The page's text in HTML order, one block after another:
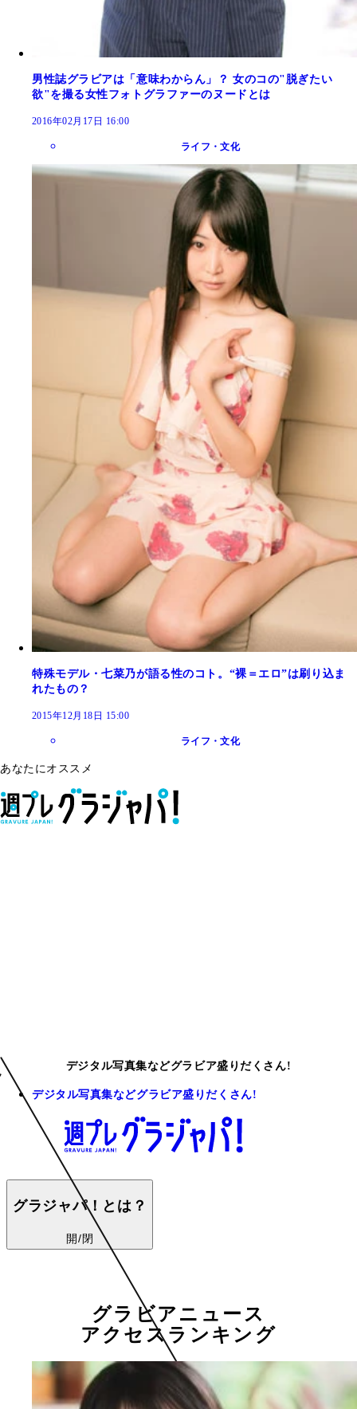
男性誌グラビアは「意味わからん」？ 女のコの"脱ぎたい
欲"を撮る女性フォトグラファーのヌードとは
2016年02月17日 16:00
ライフ・文化
特殊モデル・七菜乃が語る性のコト。“裸＝エロ”は刷り込ま
れたもの？
2015年12月18日 15:00
ライフ・文化
あなたにオススメ
デジタル写真集などグラビア盛りだくさん!
デジタル写真集などグラビア盛りだくさん!
グラジャパ！とは？
開/閉
グラビアニュース
アクセスランキング